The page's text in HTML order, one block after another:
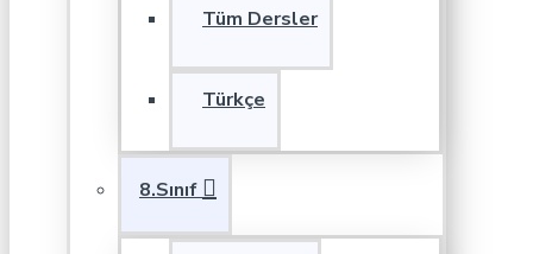
Tüm Dersler
Türkçe
8.Sınıf